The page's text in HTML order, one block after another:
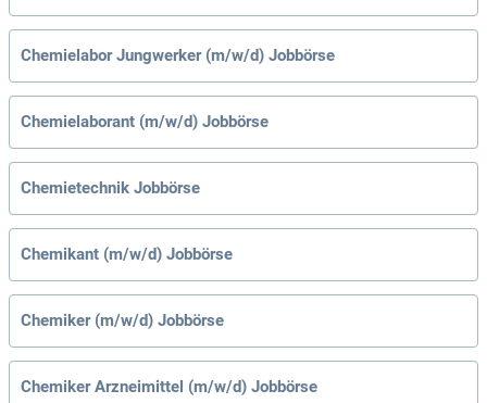
Chemielabor Jungwerker (m/w/d) Jobbörse
Chemielaborant (m/w/d) Jobbörse
Chemietechnik Jobbörse
Chemikant (m/w/d) Jobbörse
Chemiker (m/w/d) Jobbörse
Chemiker Arzneimittel (m/w/d) Jobbörse